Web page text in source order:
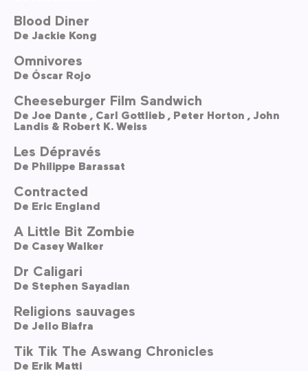
Blood Diner
De Jackie Kong
Omnivores
De Óscar Rojo
Cheeseburger Film Sandwich
De Joe Dante , Carl Gottlieb , Peter Horton , John
Landis & Robert K. Weiss
Les Dépravés
De Philippe Barassat
Contracted
De Eric England
A Little Bit Zombie
De Casey Walker
Dr Caligari
De Stephen Sayadian
Religions sauvages
De Jello Biafra
Tik Tik The Aswang Chronicles
De Erik Matti